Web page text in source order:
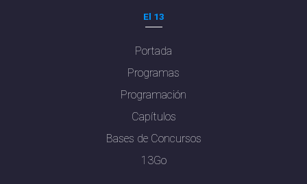
El 13
Portada
Programas
Programación
Capítulos
Bases de Concursos
13Go